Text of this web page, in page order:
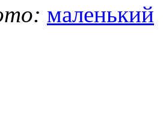
маленький